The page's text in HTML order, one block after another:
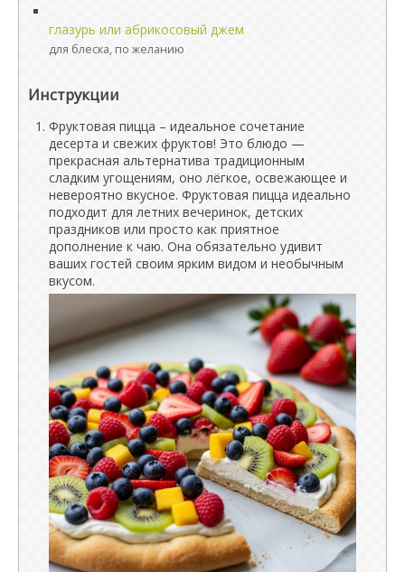
глазурь или абрикосовый джем
для блеска, по желанию
Инструкции
Фруктовая пицца – идеальное сочетание
десерта и свежих фруктов! Это блюдо —
прекрасная альтернатива традиционным
сладким угощениям, оно лёгкое, освежающее и
невероятно вкусное. Фруктовая пицца идеально
подходит для летних вечеринок, детских
праздников или просто как приятное
дополнение к чаю. Она обязательно удивит
ваших гостей своим ярким видом и необычным
вкусом.